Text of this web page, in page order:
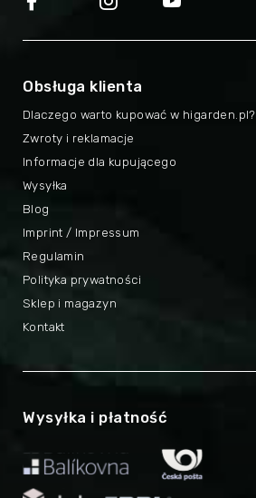
Obsługa klienta
Dlaczego warto kupować w higarden.pl?
Imprint / Impressum
Zwroty i reklamacje
Regulamin
Informacje dla kupującego
Polityka prywatności
Wysyłka
Sklep i magazyn
Blog
Kontakt
Wysyłka i płatność